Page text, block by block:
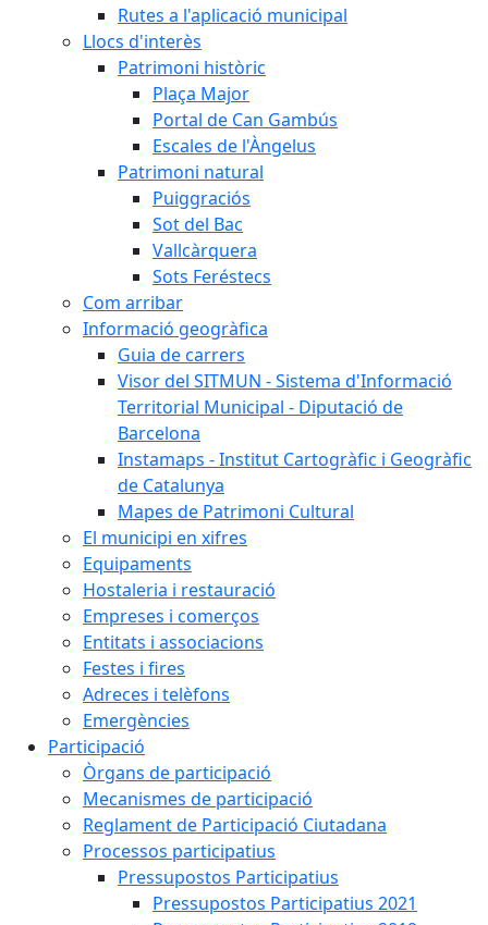
Rutes a l'aplicació municipal
Llocs d'interès
Patrimoni històric
Plaça Major
Portal de Can Gambús
Escales de l'Àngelus
Patrimoni natural
Puiggraciós
Sot del Bac
Vallcàrquera
Sots Feréstecs
Com arribar
Informació geogràfica
Guia de carrers
Visor del SITMUN - Sistema d'Informació
Territorial Municipal - Diputació de
Barcelona
Instamaps - Institut Cartogràfic i Geogràfic
de Catalunya
Mapes de Patrimoni Cultural
El municipi en xifres
Equipaments
Hostaleria i restauració
Empreses i comerços
Entitats i associacions
Festes i fires
Adreces i telèfons
Emergències
Participació
Òrgans de participació
Mecanismes de participació
Reglament de Participació Ciutadana
Processos participatius
Pressupostos Participatius
Pressupostos Participatius 2021